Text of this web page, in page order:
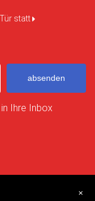
statt
absenden
Ihre Inbox
×